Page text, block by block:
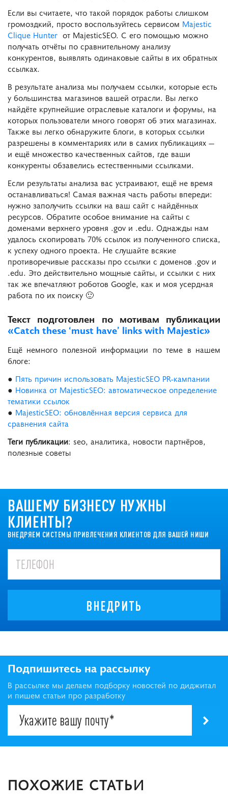
Если вы считаете, что такой порядок работы слишком
громоздкий, просто воспользуйтесь сервисом Majestic
Clique Hunter от MajesticSEO. С его помощью можно
получать отчёты по сравнительному анализу
конкурентов, выявлять одинаковые сайты в их обратных
ссылках.
В результате анализа мы получаем ссылки, которые есть
у большинства магазинов вашей отрасли. Вы легко
найдёте крупнейшие отраслевые каталоги и форумы, на
которых пользователи много говорят об этих магазинах.
Также вы легко обнаружите блоги, в которых ссылки
разрешены в комментариях или в самих публикациях —
и ещё множество качественных сайтов, где ваши
конкуренты обзавелись естественными ссылками.
Если результаты анализа вас устраивают, ещё не время
останавливаться! Самая важная часть работы впереди:
нужно заполучить ссылки на ваш сайт с найдённых
ресурсов. Обратите особое внимание на сайты с
доменами верхнего уровня .gov и .edu. Однажды нам
удалось скопировать 70% ссылок из полученного списка,
к успеху одного проекта. Не слушайте всякие
противоречивые рассказы про ссылки с доменов .gov и
.edu. Это действительно мощные сайты, и ссылки с них
так же впечатляют роботов Google, как и моя усердная
работа по их поиску 🙂
Текст подготовлен по мотивам публикации
«Catch these ‘must have’ links with Majestic»
Ещё немного полезной информации по теме в нашем
блоге:
● Пять причин использовать MajesticSEO PR-кампании
● Новинка от MajesticSEO: автоматическое определение
тематики ссылок
● MajesticSEO: обновлённая версия сервиса для
сравнения сайта
Теги публикации: seo, аналитика, новости партнёров,
полезные советы
ВАШЕМУ БИЗНЕСУ НУЖНЫ
КЛИЕНТЫ?
ВНЕДРЯЕМ СИСТЕМЫ ПРИВЛЕЧЕНИЯ КЛИЕНТОВ ДЛЯ ВАШЕЙ НИШИ
ВНЕДРИТЬ
Подпишитесь на рассылку
В рассылке мы делаем подборку новостей по диджитал
и пишем статьи про разработку
ПОХОЖИЕ СТАТЬИ